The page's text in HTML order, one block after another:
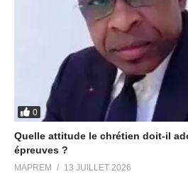
0
Quelle attitude le chrétien doit-il
épreuves ?
MAPREM 13 JUILLET 2026